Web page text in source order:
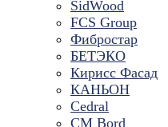
SidWood
FCS Group
Фибростар
БЕТЭКО
Кирисс Фасад
КАНЬОН
Cedral
CM Bord